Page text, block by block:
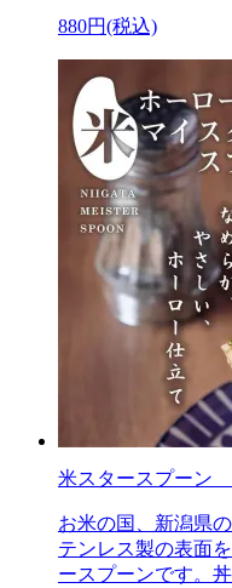
880円(税込)
米スタースプーン
お米の国、新潟県
テンレス製の表面
ースプーンです。